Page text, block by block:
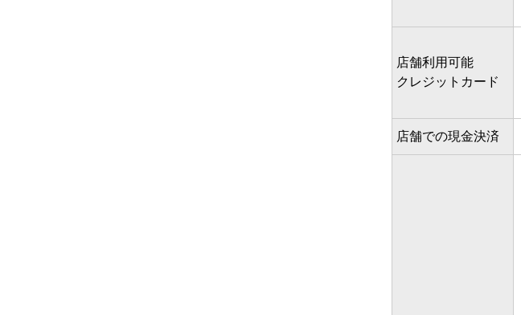
店舗利用可能
クレジットカード
店舗での現金決済